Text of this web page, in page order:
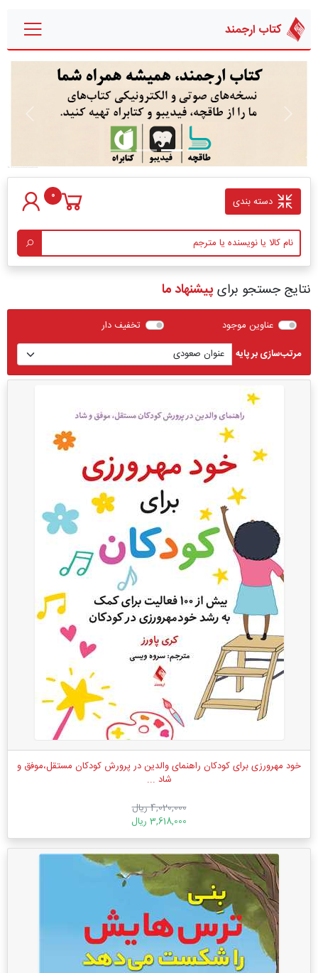
کتاب ارجمند
بعدی
دسته بندی 0
نتایج جستجو برای پیشنهاد ما
عناوین موجود
تخفیف دار
مرتب‌سازی بر پایه
خود مهرورزی برای کودکان راهنمای والدین در پرورش کودکان مستقل،موفق و
شاد ...
4,020,000 ریال
3,618,000 ریال